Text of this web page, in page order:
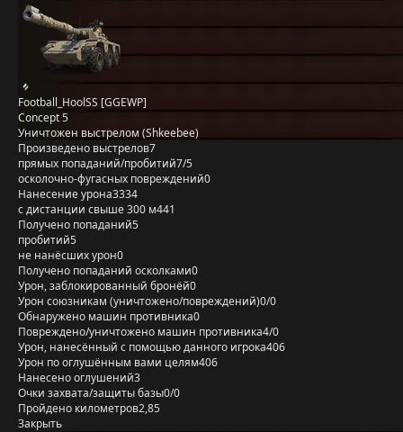
Football_HoolSS [GGEWP]
Concept 5
Уничтожен выстрелом (Shkeebee)
Произведено выстрелов7
прямых попаданий/пробитий7/5
осколочно-фугасных повреждений0
Нанесение урона3334
с дистанции свыше 300 м441
Получено попаданий5
пробитий5
не нанёсших урон0
Получено попаданий осколками0
Урон, заблокированный бронёй0
Урон союзникам (уничтожено/повреждений)0/0
Обнаружено машин противника0
Повреждено/уничтожено машин противника4/0
Урон, нанесённый с помощью данного игрока406
Урон по оглушённым вами целям406
Нанесено оглушений3
Очки захвата/защиты базы0/0
Пройдено километров2,85
Закрыть